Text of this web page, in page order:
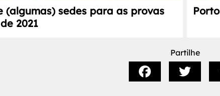
(algumas) sedes para as provas
2021
Partilhe